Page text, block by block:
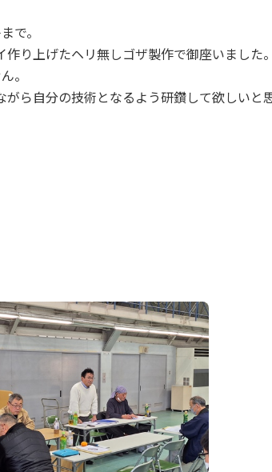
で。
り上げたヘリ無しゴザ製作で御座いました
。
ら自分の技術となるよう研鑽して欲しいと